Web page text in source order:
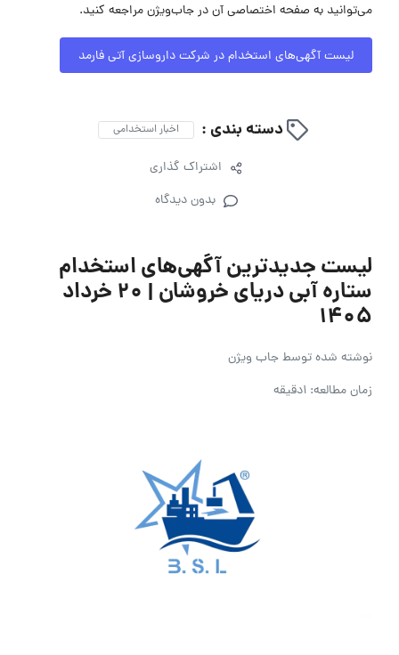
می‌توانید به صفحه اختصاصی آن در جاب‌ویژن مراجعه کنید.
لیست آگهی‌های استخدام در شرکت داروسازی آتی فارمد
دسته بندی : اخبار استخدامی
اشتراک گذاری
بدون دیدگاه
لیست جدیدترین آگهی‌های استخدام
ستاره آبی دریای خروشان | ۲۰ خرداد
۱۴۰۵
نوشته شده توسطجاب ویژن
زمان مطالعه: 1دقیقه